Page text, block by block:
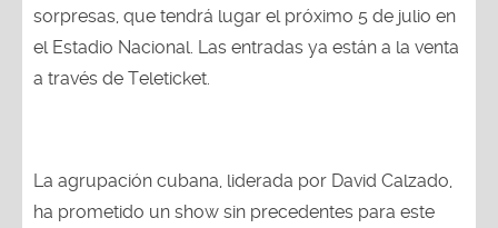
sorpresas, que tendrá lugar el próximo 5 de julio en
el Estadio Nacional. Las entradas ya están a la venta
a través de Teleticket.
La agrupación cubana, liderada por David Calzado,
ha prometido un show sin precedentes para este